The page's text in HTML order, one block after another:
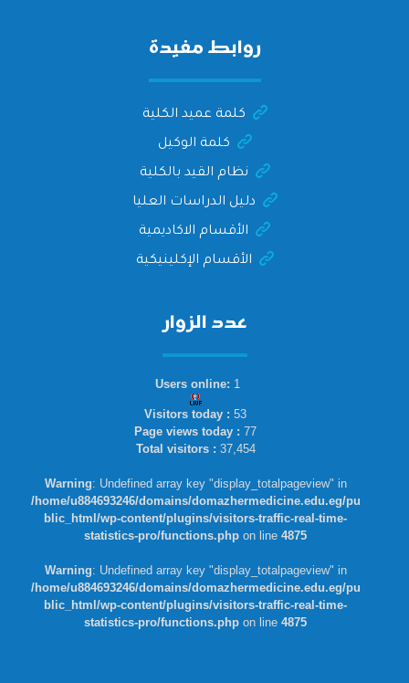
روابط مفيدة
كلمة عميد الكلية
كلمة الوكيل
نظام القيد بالكلية
دليل الدراسات العليا
الأقسام الاكاديمية
الأقسام الإكلينيكية
عدد الزوار
Users online: 1
Visitors today : 53
Page views today : 77
Total visitors : 37,454
Warning: Undefined array key "display_totalpageview" in
/home/u884693246/domains/domazhermedicine.edu.eg/pu
blic_html/wp-content/plugins/visitors-traffic-real-time-
statistics-pro/functions.php on line 4875
Warning: Undefined array key "display_totalpageview" in
/home/u884693246/domains/domazhermedicine.edu.eg/pu
blic_html/wp-content/plugins/visitors-traffic-real-time-
statistics-pro/functions.php on line 4875